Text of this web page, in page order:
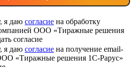
я даю согласие на обработку
ООО «Тиражные решения
согласие
я даю согласие на получение email-
«Тиражные решения 1С-Рарус»